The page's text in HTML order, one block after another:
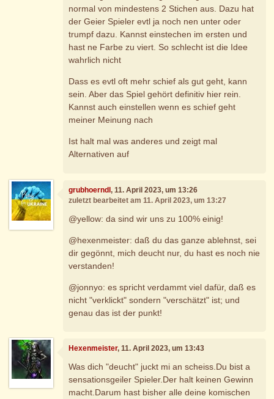
normal von mindestens 2 Stichen aus. Dazu hat
der Geier Spieler evtl ja noch nen unter oder
trumpf dazu. Kannst einstechen im ersten und
hast ne Farbe zu viert. So schlecht ist die Idee
wahrlich nicht
Dass es evtl oft mehr schief als gut geht, kann
sein. Aber das Spiel gehört definitiv hier rein.
Kannst auch einstellen wenn es schief geht
meiner Meinung nach
Ist halt mal was anderes und zeigt mal
Alternativen auf
grubhoerndl, 11. April 2023, um 13:26
zuletzt bearbeitet am 11. April 2023, um 13:27
@yellow: da sind wir uns zu 100% einig!
@hexenmeister: daß du das ganze ablehnst, sei
dir gegönnt, mich deucht nur, du hast es noch nie
verstanden!
@jonnyo: es spricht verdammt viel dafür, daß es
nicht "verklickt" sondern "verschätzt" ist; und
genau das ist der punkt!
Hexenmeister, 11. April 2023, um 13:43
Was dich "deucht" juckt mi an scheiss.Du bist a
sensationsgeiler Spieler.Der halt keinen Gewinn
macht.Darum hast bisher alle deine komischen